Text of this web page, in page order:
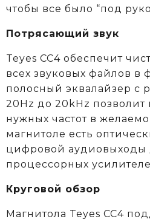
чтобы все было “под
Потрясающий звук
Teyes CC4 обеспечит
всех звуковых файлов в
полосный эквалайзер с
20Hz до 20kHz позволит
нужных частот в
магнитоле есть
цифровой аудиовыходы
процессорных
Круговой обзор
Магнитола Teyes CC4